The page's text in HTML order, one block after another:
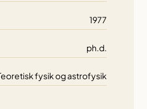
1977
ph.d.
fysik og astrofysik